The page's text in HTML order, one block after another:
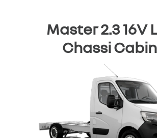
Master 2.3 16V
Chassi